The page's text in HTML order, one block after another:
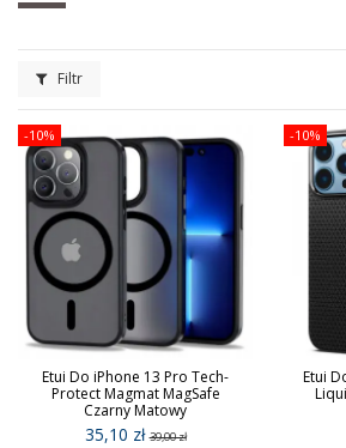
Filtr
-10%
Etui Do iPhone 13 Pro Tech-
Protect Magmat MagSafe
Czarny Matowy
35,10 zł39,00 zł
-10%
Etui